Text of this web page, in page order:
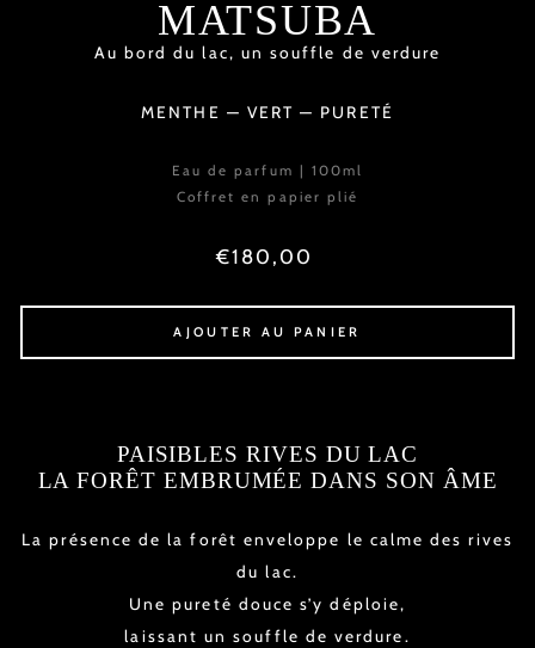
MATSUBA
Au bord du lac, un souffle de verdure
MENTHE — VERT — PURETÉ
Eau de parfum | 100ml
Coffret en papier plié
Prix
€180,00
AJOUTER AU PANIER
PAISIBLES RIVES DU LAC
LA FORÊT EMBRUMÉE DANS SON ÂME
La présence de la forêt enveloppe le calme des rives
du lac.
Une pureté douce s’y déploie,
laissant un souffle de verdure.